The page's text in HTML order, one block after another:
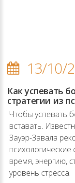
13/10/
Как успевать
стратегии из
Чтобы успевать
вставать.
Зауэр-Завала
психологические
время, энергию,
уровень стресса.